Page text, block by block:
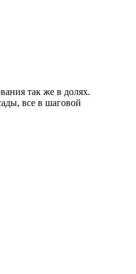
так же в долях.
все в шаговой